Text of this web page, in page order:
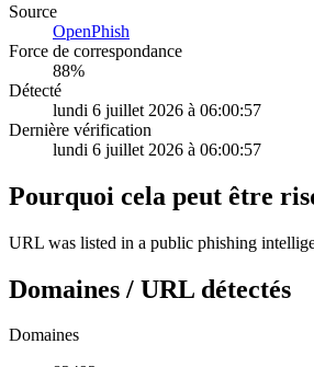
Source
OpenPhish
Force de correspondance
88%
Détecté
lundi 6 juillet 2026 à 06:00:57
Dernière vérification
lundi 6 juillet 2026 à 06:00:57
Pourquoi cela peut être
URL was listed in a public phishing
Domaines / URL détectés
Domaines